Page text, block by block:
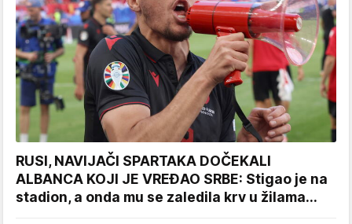
RUSI, NAVIJAČI SPARTAKA DOČEKALI
ALBANCA KOJI JE VREĐAO SRBE: Stigao je na
stadion, a onda mu se zaledila krv u žilama...